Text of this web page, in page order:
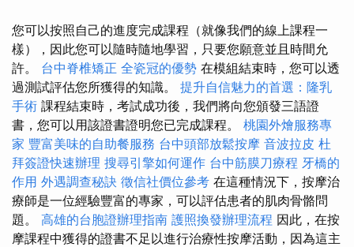
您可以按照自己的進度完成課程（就像我們的線上課程一
樣），因此您可以隨時隨地學習，只要您願意並且時間允
許。 台中脊椎矯正 全瓷冠的優勢 在模組結束時，您可以透
過測試評估您所獲得的知識。 提升自信魅力的首選：隆乳
手術 課程結束時，考試成功後，我們將向您頒發三語證
書，您可以用該證書證明您已完成課程。 桃園外燴服務專
家 豐富美味的自助餐服務 台中頭部放鬆按摩 音波拉皮 杜
拜簽證快速辦理 搜尋引擎如何運作 台中筋膜刀療程 牙橋的
作用 外遇調查秘訣 徵信社價位參考 在這種情況下，按摩治
療師是一位經驗豐富的專家，可以評估患者的肌肉骨骼問
題。 高雄的台胞證辦理指南 護照換發辦理流程 因此，在按
摩課程中獲得的證書不足以進行治療性按摩活動，因為這主